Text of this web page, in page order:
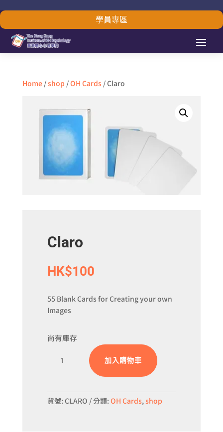
學員專區
Home/shop /OH Cards/ Claro
Claro
HK$100
55 Blank Cards for Creating your own
Images
尚有庫存
加入購物車
貨號: CLARO 分類: OH Cards, shop